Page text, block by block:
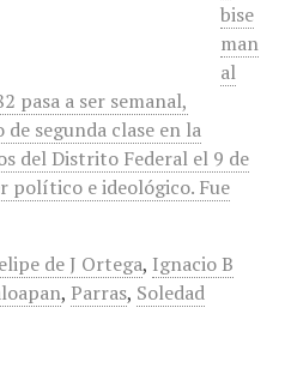
bise
man
al
pasa a ser semanal,
segunda clase en la
del Distrito Federal el 9 de
político e ideológico. Fue
de J Ortega, Ignacio B
, Parras, Soledad